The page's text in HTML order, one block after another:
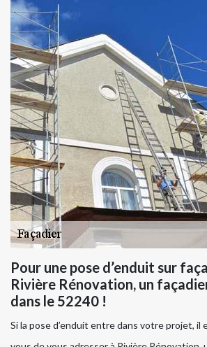
Pour une pose d’enduit sur
Rivière Rénovation, un
dans le 52240 !
Si la pose d’enduit entre dans votre projet, il